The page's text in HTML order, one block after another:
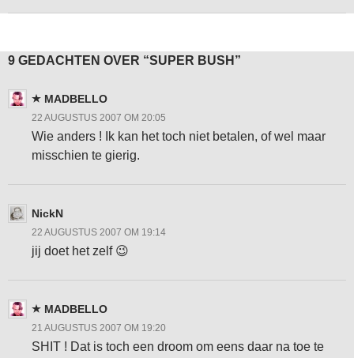
9 GEDACHTEN OVER “SUPER BUSH”
MADBELLO
22 AUGUSTUS 2007 OM 20:05
Wie anders ! Ik kan het toch niet betalen, of wel maar
misschien te gierig.
NickN
22 AUGUSTUS 2007 OM 19:14
jij doet het zelf 😉
MADBELLO
21 AUGUSTUS 2007 OM 19:20
SHIT ! Dat is toch een droom om eens daar na toe te